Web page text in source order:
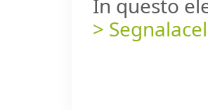
In questo
>